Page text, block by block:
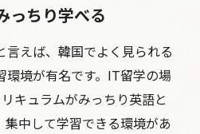
っちり学べる
言えば、韓国でよく見られる
環境が有名です。IT留学の場
キュラムがみっちり英語と
中して学習できる環境があ